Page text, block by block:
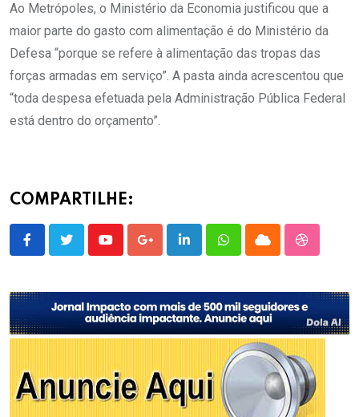
Ao Metrópoles, o Ministério da Economia justificou que a
maior parte do gasto com alimentação é do Ministério da
Defesa “porque se refere à alimentação das tropas das
forças armadas em serviço”. A pasta ainda acrescentou que
“toda despesa efetuada pela Administração Pública Federal
está dentro do orçamento”.
COMPARTILHE:
YoutubeGoogle+LinkedInWhatsappCloud